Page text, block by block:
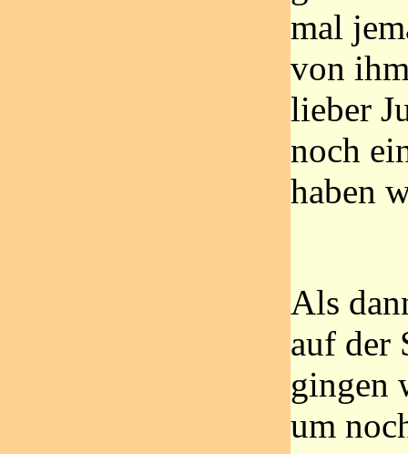
mal
von
lieber
noch
haben
Als
auf der
gingen
um